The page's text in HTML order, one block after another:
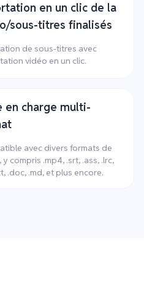
en un clic de la
sous-titres finalisés
de sous-titres avec
vidéo en un clic.
en charge multi-
avec divers formats de
y compris .mp4, .srt, .ass, .lrc,
.doc, .md, et plus encore.